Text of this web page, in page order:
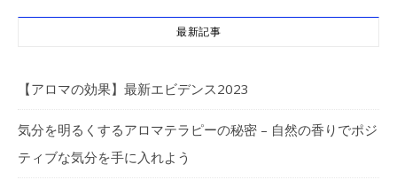
最新記事
【アロマの効果】最新エビデンス2023
気分を明るくするアロマテラピーの秘密 – 自然の香りでポジ
ティブな気分を手に入れよう